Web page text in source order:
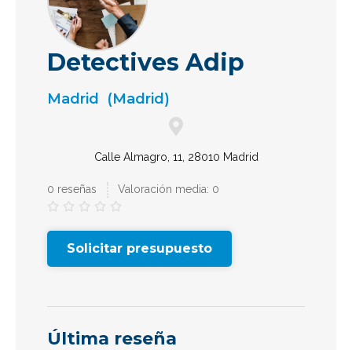
Detectives Adip
Madrid (Madrid)
Calle Almagro, 11, 28010 Madrid
0 reseñas Valoración media: 0
    
Solicitar presupuesto
Última reseña